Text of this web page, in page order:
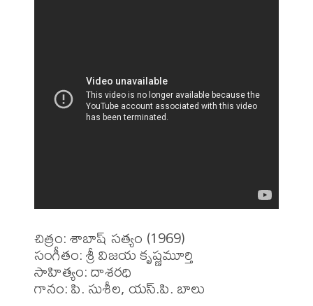
చిత్రం: శాబాష్ సత్యం (1969)
సంగీతం: శ్రీ విజయ కృష్ణమూర్తి
సాహిత్యం: దాశరధి
గానం: పి. సుశీల, యస్.పి. బాలు